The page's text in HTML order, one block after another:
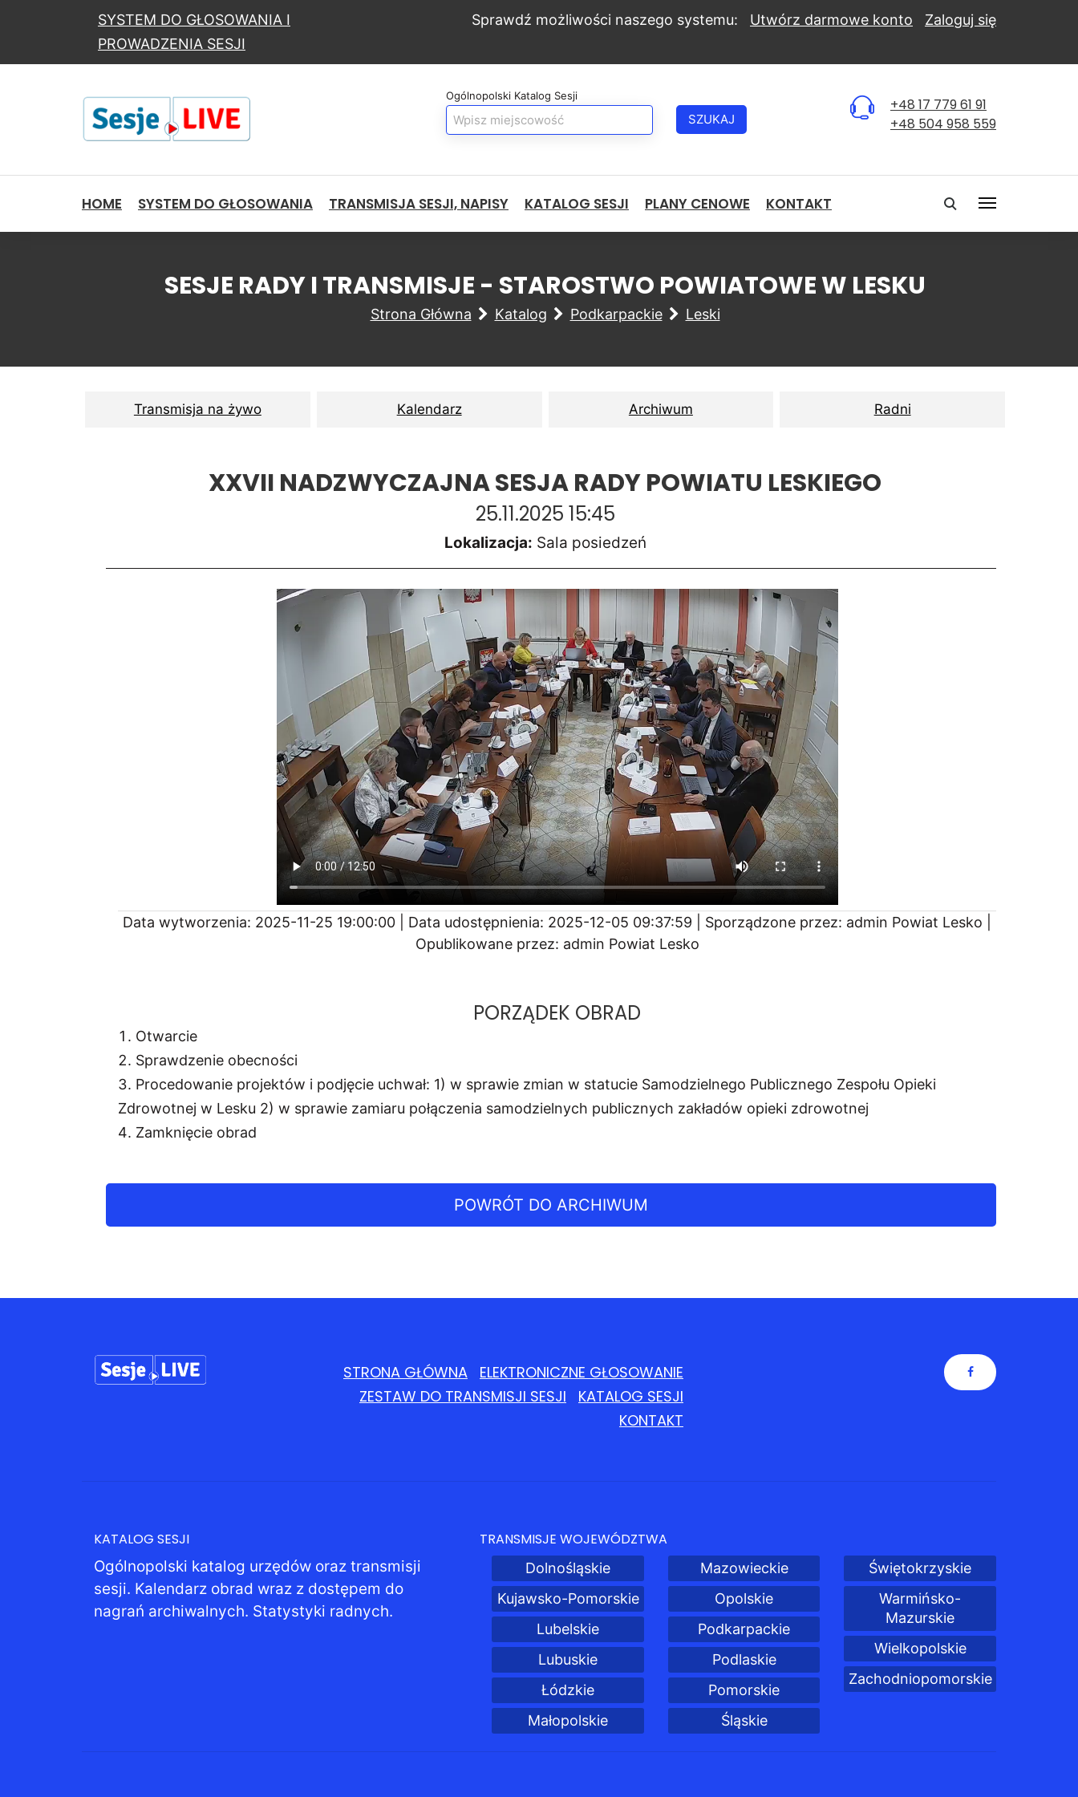
SYSTEM DO GŁOSOWANIA I
PROWADZENIA SESJI
Sprawdź możliwości naszego systemu: Utwórz darmowe konto Zaloguj się
Ogólnopolski Katalog Sesji
SZUKAJ
+48 17 779 61 91
+48 504 958 559
HOME SYSTEM DO GŁOSOWANIA TRANSMISJA SESJI, NAPISY KATALOG SESJI PLANY CENOWE KONTAKT
SESJE RADY I TRANSMISJE - STAROSTWO POWIATOWE W LESKU
Strona Główna Katalog Podkarpackie Leski
Transmisja na żywo Kalendarz Archiwum Radni
XXVII NADZWYCZAJNA SESJA RADY POWIATU LESKIEGO
25.11.2025 15:45
Lokalizacja: Sala posiedzeń
Data wytworzenia: 2025-11-25 19:00:00 | Data udostępnienia: 2025-12-05 09:37:59 | Sporządzone przez: admin Powiat Lesko |
Opublikowane przez: admin Powiat Lesko
PORZĄDEK OBRAD
Otwarcie
Sprawdzenie obecności
Procedowanie projektów i podjęcie uchwał: 1) w sprawie zmian w statucie Samodzielnego Publicznego Zespołu Opieki
Zdrowotnej w Lesku 2) w sprawie zamiaru połączenia samodzielnych publicznych zakładów opieki zdrowotnej
Zamknięcie obrad
POWRÓT DO ARCHIWUM
STRONA GŁÓWNA
ELEKTRONICZNE GŁOSOWANIE
ZESTAW DO TRANSMISJI SESJI
KATALOG SESJI
KONTAKT
KATALOG SESJI
Ogólnopolski katalog urzędów oraz transmisji
sesji. Kalendarz obrad wraz z dostępem do
nagrań archiwalnych. Statystyki radnych.
TRANSMISJE WOJEWÓDZTWA
Dolnośląskie
Kujawsko-Pomorskie
Lubelskie
Lubuskie
Łódzkie
Małopolskie
Mazowieckie
Opolskie
Podkarpackie
Podlaskie
Pomorskie
Śląskie
Świętokrzyskie
Warmińsko-
Mazurskie
Wielkopolskie
Zachodniopomorskie